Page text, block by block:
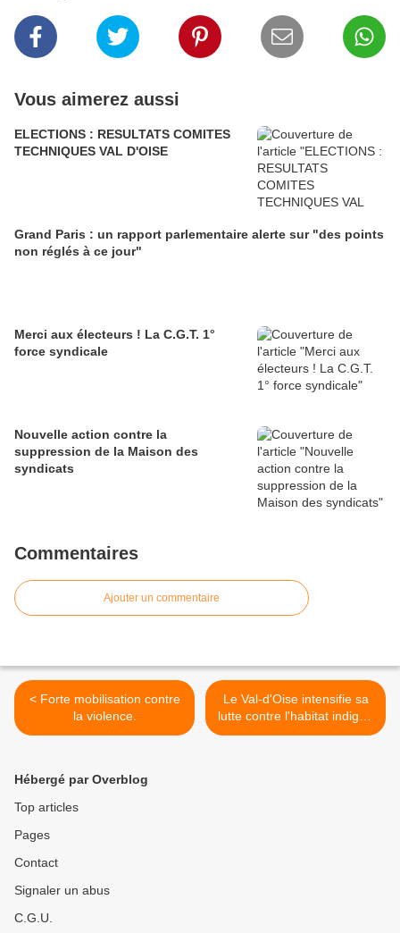
Vous aimerez aussi
ELECTIONS : RESULTATS COMITES
TECHNIQUES VAL D'OISE
Grand Paris : un rapport parlementaire alerte sur "des points
non réglés à ce jour"
Merci aux électeurs ! La C.G.T. 1°
force syndicale
Nouvelle action contre la
suppression de la Maison des
syndicats
Commentaires
Ajouter un commentaire
< Forte mobilisation contre
la violence.
Le Val-d'Oise intensifie sa
lutte contre l'habitat indigne
>
Hébergé par Overblog
Top articles
Pages
Contact
Signaler un abus
C.G.U.